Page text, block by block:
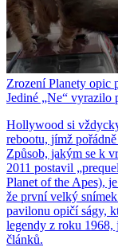
Zrození Planety opic
Jediné „Ne“ vyrazilo
Hollywood si
rebootu, jímž
Způsob, jakým se k
2011 postavil
Planet of the Apes),
že první velký
pavilonu opičí ságy,
legendy z roku
článků.